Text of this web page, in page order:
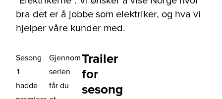
bra det er å jobbe som elektriker, og hva vi
hjelper våre kunder med.
Sesong
1
hadde
Gjennom
serien
får du
Trailer
for
sesong